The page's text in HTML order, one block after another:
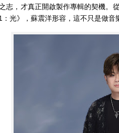
志，才真正開啟製作專輯的契機。
：光》，蘇震洋形容，這不只是做